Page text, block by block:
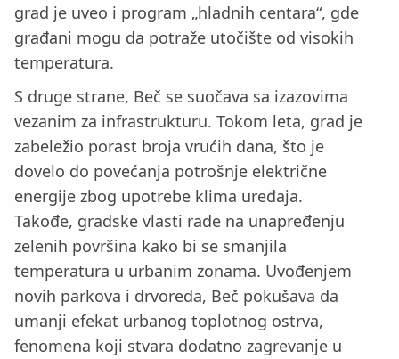
grad je uveo i program „hladnih centara“, gde
građani mogu da potraže utočište od visokih
temperatura.
S druge strane, Beč se suočava sa izazovima
vezanim za infrastrukturu. Tokom leta, grad je
zabeležio porast broja vrućih dana, što je
dovelo do povećanja potrošnje električne
energije zbog upotrebe klima uređaja.
Takođe, gradske vlasti rade na unapređenju
zelenih površina kako bi se smanjila
temperatura u urbanim zonama. Uvođenjem
novih parkova i drvoreda, Beč pokušava da
umanji efekat urbanog toplotnog ostrva,
fenomena koji stvara dodatno zagrevanje u